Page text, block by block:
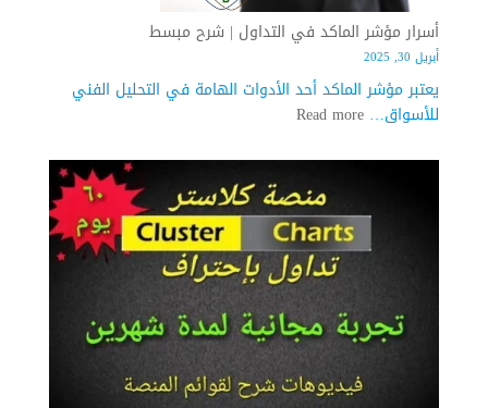
مبسط
أسرار مؤشر الماكد في التداول | شرح مبسط
أبريل 30, 2025
يعتبر مؤشر الماكد أحد الأدوات الهامة في التحليل الفني
للأسواق… Read more
:
مؤشر
الماكد
في
التداول
|
شرح
مبسط